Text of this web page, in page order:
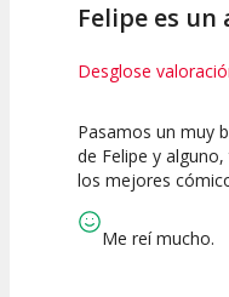
Felipe es
Desglose
10
Calidad del
Pasamos un muy
de Felipe y
los mejores
Me reí mucho.